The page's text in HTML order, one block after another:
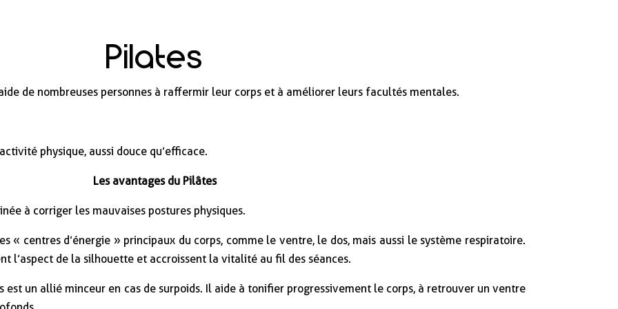
Pilates
de nombreuses personnes à raffermir leur corps et à améliorer leurs facultés mentales.
physique, aussi douce qu’efficace.
Les avantages du Pilâtes
à corriger les mauvaises postures physiques.
« centres d’énergie » principaux du corps, comme le ventre, le dos, mais aussi le système respiratoire.
l’aspect de la silhouette et accroissent la vitalité au fil des séances.
un allié minceur en cas de surpoids. Il aide à tonifier progressivement le corps, à retrouver un ventre